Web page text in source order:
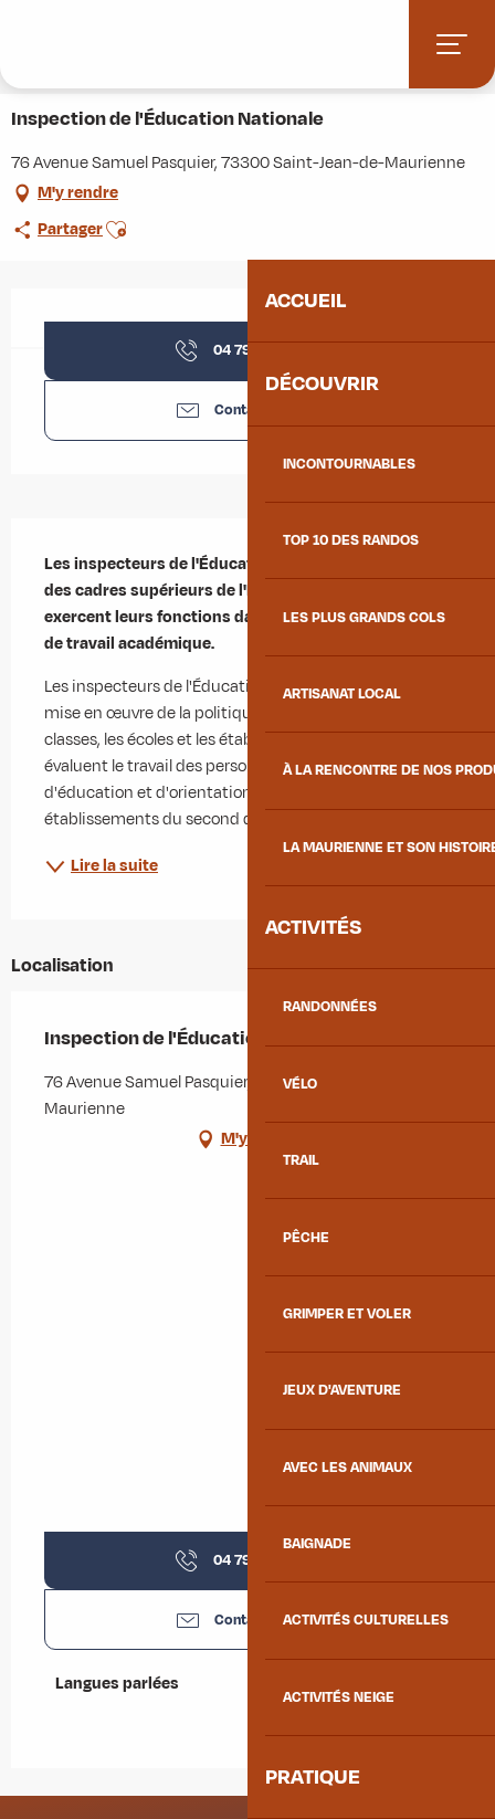
principal
ACCUEIL
DÉCOUVRIR
INCONTOURNABLES
TOP 10 DES RANDOS
LES PLUS GRANDS COLS
ARTISANAT LOCAL
À LA RENCONTRE DE NOS
LA MAURIENNE ET SON
ACTIVITÉS
RANDONNÉES
VÉLO
TRAIL
PÊCHE
GRIMPER ET VOLER
JEUX D'AVENTURE
AVEC LES ANIMAUX
BAIGNADE
ACTIVITÉS CULTURELLES
ACTIVITÉS NEIGE
PRATIQUE
Inspection de l'Éducation Nationale
76 Avenue Samuel Pasquier, 73300 Saint-Jean-de-Maurienne
M'y rendre
PartagerAjouter aux favoris
04 79 64 04
Contactez-nous
Les inspecteurs de l'Éducation nationale (IEN) sont
des cadres supérieurs de l'Éducation nationale. Ils
exercent leurs fonctions dans le cadre du programme
de travail académique.
Les inspecteurs de l'Éducation nationale : - veillent à la
mise en œuvre de la politique éducative dans les
classes, les écoles et les établissements scolaires -
évaluent le travail des personnels enseignants,
d'éducation et d'orientation des écoles et des
établissements du second degré et...
Lire la suite
Localisation
Inspection de l'Éducation Nationale
76 Avenue Samuel Pasquier, 73300 Saint-Jean-de-
Maurienne
M'y rendre
04 79 64 04
Contactez-nous
Langues parlées
Langues parlées